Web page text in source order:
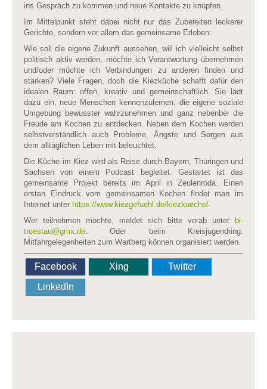
ins Gespräch zu kommen und neue Kontakte zu knüpfen.
Im Mittelpunkt steht dabei nicht nur das Zubereiten leckerer
Gerichte, sondern vor allem das gemeinsame Erleben:
Wie soll die eigene Zukunft aussehen, will ich vielleicht selbst
politisch aktiv werden, möchte ich Verantwortung übernehmen
und/oder möchte ich Verbindungen zu anderen finden und
stärken? Viele Fragen, doch die Kiezküche schafft dafür den
idealen Raum: offen, kreativ und gemeinschaftlich. Sie lädt
dazu ein, neue Menschen kennenzulernen, die eigene soziale
Umgebung bewusster wahrzunehmen und ganz nebenbei die
Freude am Kochen zu entdecken. Neben dem Kochen werden
selbstverständlich auch Probleme, Ängste und Sorgen aus
dem alltäglichen Leben mit beleuchtet.
Die Küche im Kiez wird als Reise durch Bayern, Thüringen und
Sachsen von einem Podcast begleitet. Gestartet ist das
gemeinsame Projekt bereits im April in Zeulenroda. Einen
ersten Eindruck vom gemeinsamen Kochen findet man im
Internet unter https://www.kiezgefuehl.de/kiezkueche/
Wer teilnehmen möchte, meldet sich bitte vorab unter bi-
troestau​@​gmx.de . Oder beim Kreisjugendring.
Mitfahrgelegenheiten zum Wartberg können organisiert werden.
Facebook Xing
Twitter
LinkedIn